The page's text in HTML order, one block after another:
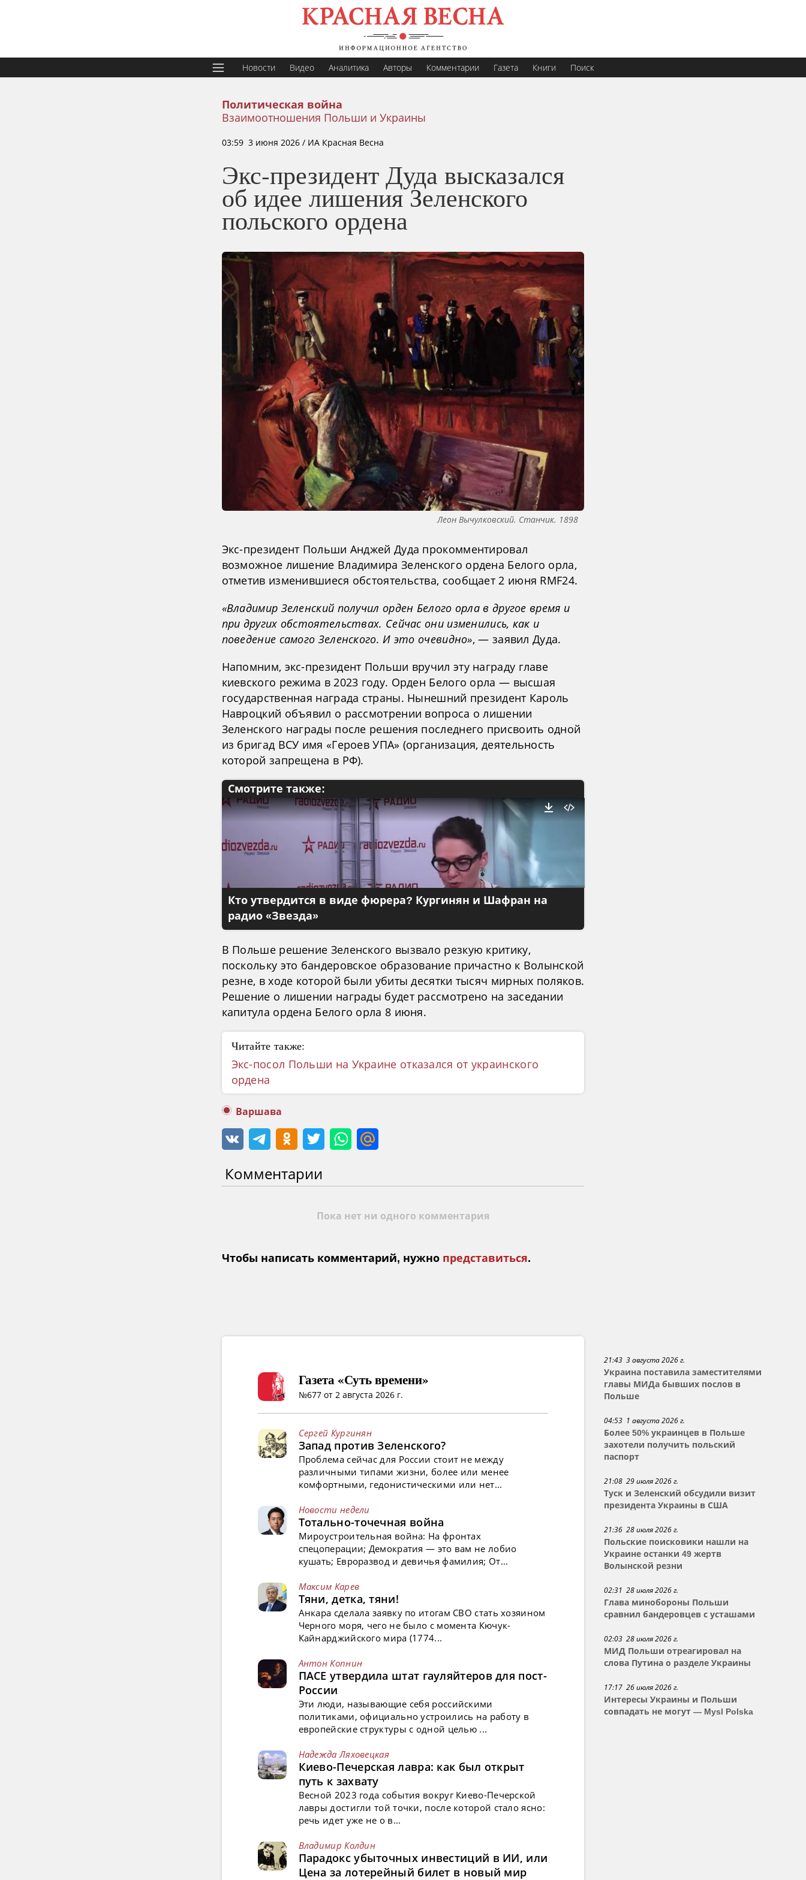
Новости Видео Аналитика Авторы Комментарии Газета Книги Поиск
Политическая война
Взаимоотношения Польши и Украины
03:59 3 июня 2026 / ИА Красная Весна
Экс-президент Дуда высказался
об идее лишения Зеленского
польского ордена
Леон Вычулковский. Станчик. 1898
Экс-президент Польши Анджей Дуда прокомментировал
возможное лишение Владимира Зеленского ордена Белого орла,
отметив изменившиеся обстоятельства, сообщает 2 июня RMF24.
«Владимир Зеленский получил орден Белого орла в другое время и
при других обстоятельствах. Сейчас они изменились, как и
поведение самого Зеленского. И это очевидно», — заявил Дуда.
Напомним, экс-президент Польши вручил эту награду главе
киевского режима в 2023 году. Орден Белого орла — высшая
государственная награда страны. Нынешний президент Кароль
Навроцкий объявил о рассмотрении вопроса о лишении
Зеленского награды после решения последнего присвоить одной
из бригад ВСУ имя «Героев УПА» (организация, деятельность
которой запрещена в РФ).
Смотрите также:
Кто утвердится в виде фюрера? Кургинян и Шафран на
радио «Звезда»
В Польше решение Зеленского вызвало резкую критику,
поскольку это бандеровское образование причастно к Волынской
резне, в ходе которой были убиты десятки тысяч мирных поляков.
Решение о лишении награды будет рассмотрено на заседании
капитула ордена Белого орла 8 июня.
Читайте также:
Экс-посол Польши на Украине отказался от украинского
ордена
Варшава
Комментарии
Пока нет ни одного комментария
Чтобы написать комментарий, нужно представиться.
21:43 3 августа 2026 г.
Украина поставила заместителями
главы МИДа бывших послов в
Польше
04:53 1 августа 2026 г.
Более 50% украинцев в Польше
захотели получить польский
паспорт
21:08 29 июля 2026 г.
Туск и Зеленский обсудили визит
президента Украины в США
21:36 28 июля 2026 г.
Польские поисковики нашли на
Украине останки 49 жертв
Волынской резни
02:31 28 июля 2026 г.
Глава минобороны Польши
сравнил бандеровцев с усташами
02:03 28 июля 2026 г.
МИД Польши отреагировал на
слова Путина о разделе Украины
17:17 26 июля 2026 г.
Интересы Украины и Польши
совпадать не могут — Mysl Polska
Газета «Суть времени»
№677 от 2 августа 2026 г.
Сергей Кургинян
Запад против Зеленского?
Проблема сейчас для России стоит не между
различными типами жизни, более или менее
комфортными, гедонистическими или нет...
Новости недели
Тотально-точечная война
Мироустроительная война: На фронтах
спецоперации; Демократия — это вам не лобио
кушать; Евроразвод и девичья фамилия; От...
Максим Карев
Тяни, детка, тяни!
Анкара сделала заявку по итогам СВО стать хозяином
Черного моря, чего не было с момента Кючук-
Кайнарджийского мира (1774...
Антон Копнин
ПАСЕ утвердила штат гауляйтеров для пост-
России
Эти люди, называющие себя российскими
политиками, официально устроились на работу в
европейские структуры с одной целью ...
Надежда Ляховецкая
Киево-Печерская лавра: как был открыт
путь к захвату
Весной 2023 года события вокруг Киево-Печерской
лавры достигли той точки, после которой стало ясно:
речь идет уже не о в...
Владимир Колдин
Парадокс убыточных инвестиций в ИИ, или
Цена за лотерейный билет в новый мир